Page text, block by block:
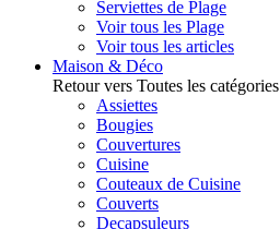
Serviettes de Plage
Voir tous les Plage
Voir tous les articles
Maison & Déco
Retour vers Toutes les catégories
Assiettes
Bougies
Couvertures
Cuisine
Couteaux de Cuisine
Couverts
Decapsuleurs